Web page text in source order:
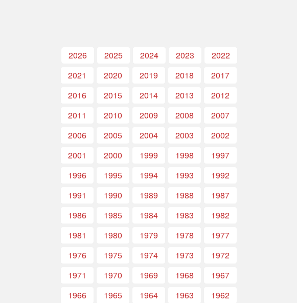
2026 2025 2024 2023
2022
2021
2020 2019 2018
2017
2016
2015 2014 2013
2012
2011
2010 2009 2008
2007
2006
2005 2004 2003
2002
2001
2000 1999 1998
1997
1996
1995 1994 1993
1992
1991
1990 1989 1988
1987
1986
1985 1984 1983
1982
1981
1980 1979 1978
1977
1976
1975 1974 1973
1972
1971
1970 1969 1968
1967
1966
1965 1964 1963
1962